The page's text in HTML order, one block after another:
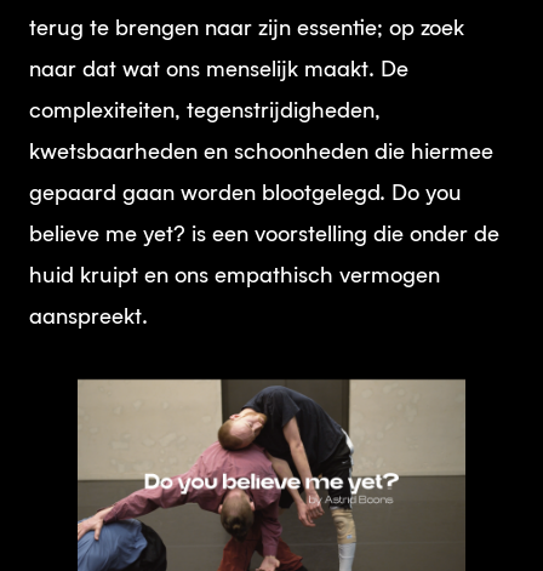
terug te brengen naar zijn essentie; op zoek
naar dat wat ons menselijk maakt. De
complexiteiten, tegenstrijdigheden,
kwetsbaarheden en schoonheden die hiermee
gepaard gaan worden blootgelegd. Do you
believe me yet? is een voorstelling die onder de
huid kruipt en ons empathisch vermogen
aanspreekt.